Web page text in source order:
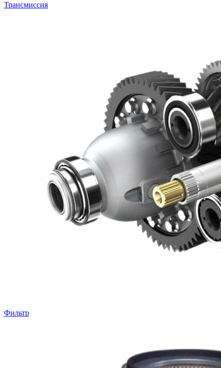
Трансмиссия
Фильтр